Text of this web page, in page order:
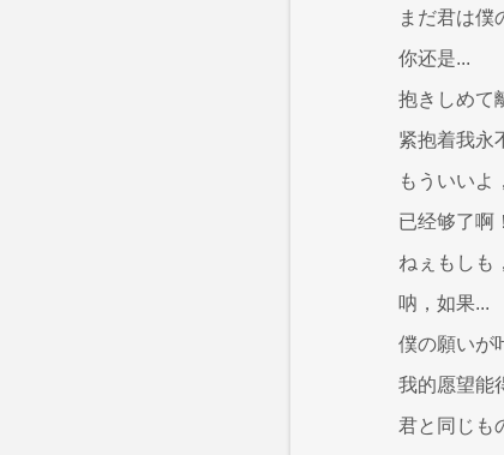
まだ君は僕
你还是...
抱きしめて
紧抱着我永
もういいよ，
已经够了啊！
ねぇもしも，
呐，如果...
僕の願いが
我的愿望能
君と同じも